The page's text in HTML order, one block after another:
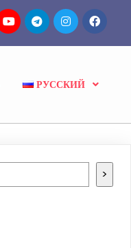
РУССКИЙ
>